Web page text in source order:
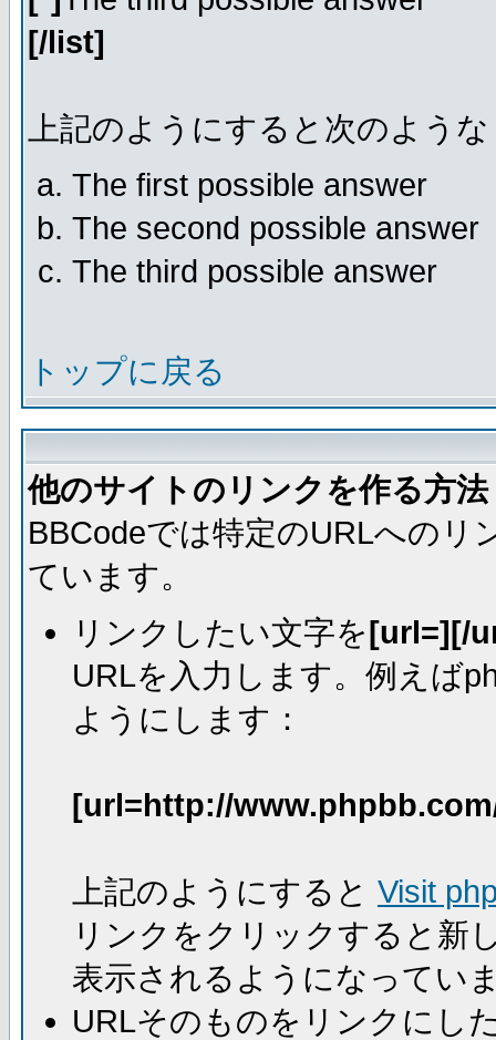
[/list]
上記のようにすると次のよう
The first possible answer
The second possible answer
The third possible answer
トップに戻る
他のサイトのリンクを作る方法
BBCodeでは特定のURLへのリ
ています。
リンクしたい文字を[url=][/
URLを入力します。例えば
ようにします：
[url=http://
上記のようにすると Visit
リンクをクリックすると新
表示されるようになってい
URLそのものをリンクにし